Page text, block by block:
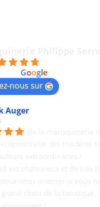
Philippe Serres
Google
nous sur
Auger